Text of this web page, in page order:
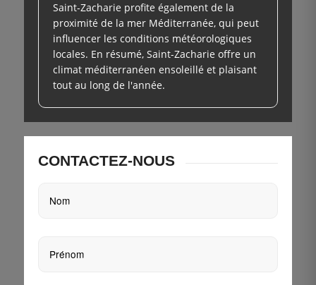
Saint-Zacharie profite également de la
proximité de la mer Méditerranée, qui peut
influencer les conditions météorologiques
locales. En résumé, Saint-Zacharie offre un
climat méditerranéen ensoleillé et plaisant
tout au long de l'année.
CONTACTEZ-NOUS